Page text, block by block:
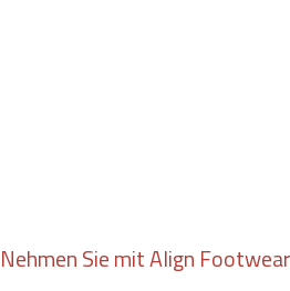
Nehmen Sie mit Align